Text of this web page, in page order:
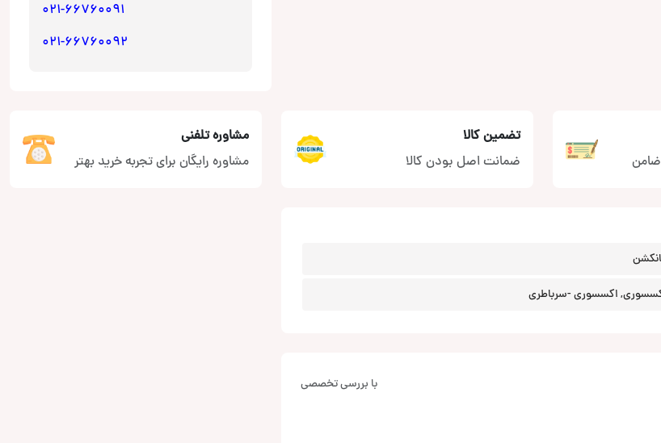
021-66760091
021-66760092
تضمین کالا
ضمانت اصل بودن کالا
مشاوره تلفنی
مشاوره رایگان برای تجربه خرید بهتر
اکسسوری -سرباطری
با بررسی تخصصی